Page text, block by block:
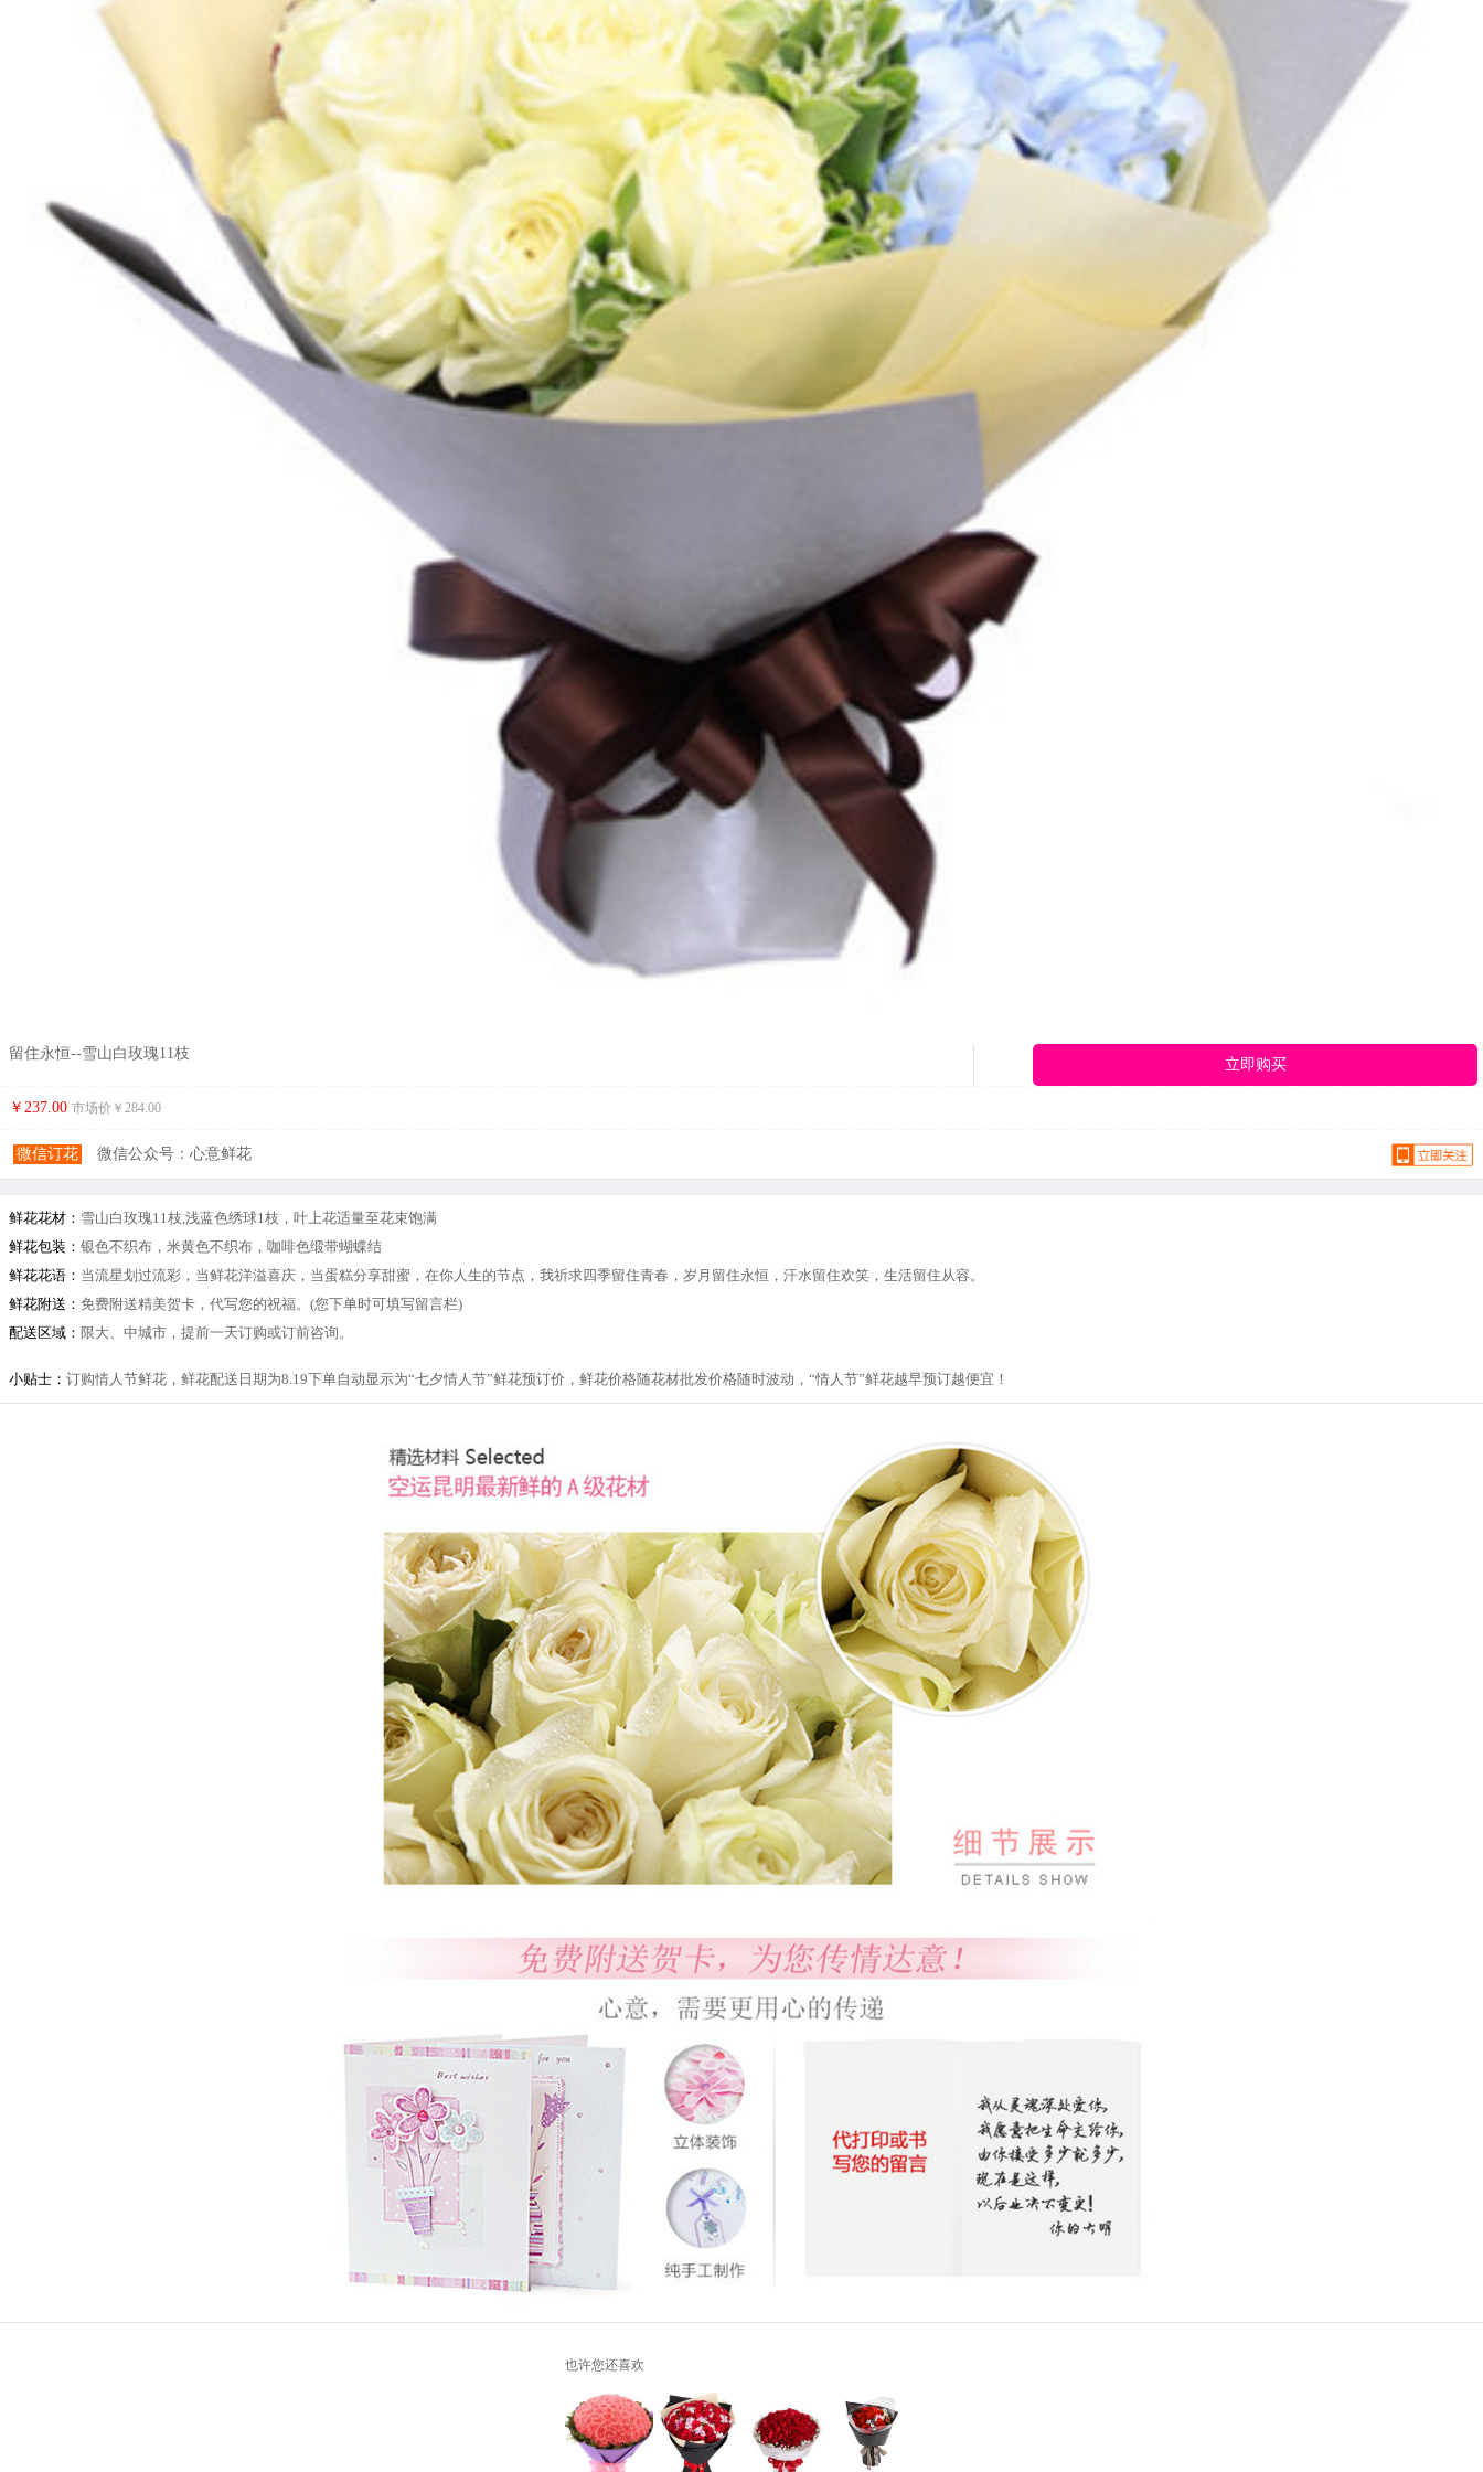
留住永恒--雪山白玫瑰11枝
立即购买
￥237.00 市场价￥ 284.00
微信订花 微信公众号：心意鲜花
鲜花花材： 雪山白玫瑰11枝,浅蓝色绣球1枝，叶上花适量至花束饱满
鲜花包装： 银色不织布，米黄色不织布，咖啡色缎带蝴蝶结
鲜花花语： 当流星划过流彩，当鲜花洋溢喜庆，当蛋糕分享甜蜜，在你人生的节点，我祈求四季留住青春，岁月留住永恒，汗水留住欢笑，生活留住从容。
鲜花附送： 免费附送精美贺卡，代写您的祝福。(您下单时可填写留言栏)
配送区域： 限大、中城市，提前一天订购或订前咨询。
小贴士： 订购情人节鲜花，鲜花配送日期为8.19下单自动显示为“七夕情人节”鲜花预订价，鲜花价格随花材批发价格随时波动，“情人节”鲜花越早预订越便宜！
也许您还喜欢